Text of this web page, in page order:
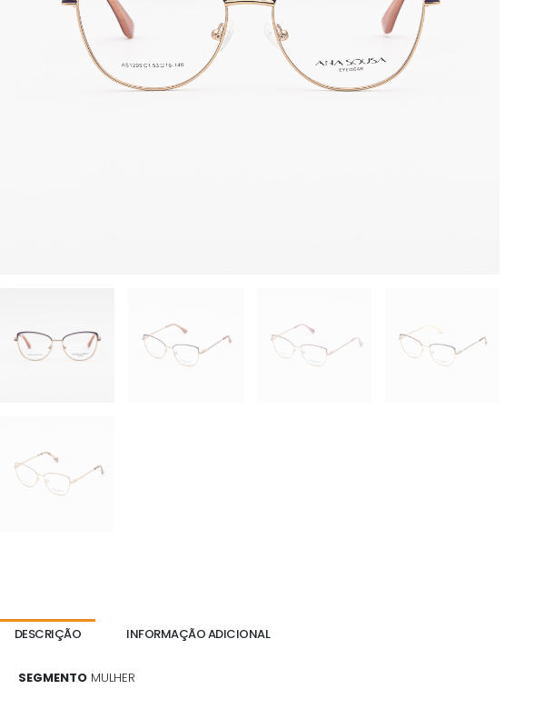
DESCRIÇÃO INFORMAÇÃO ADICIONAL
SEGMENTO MULHER